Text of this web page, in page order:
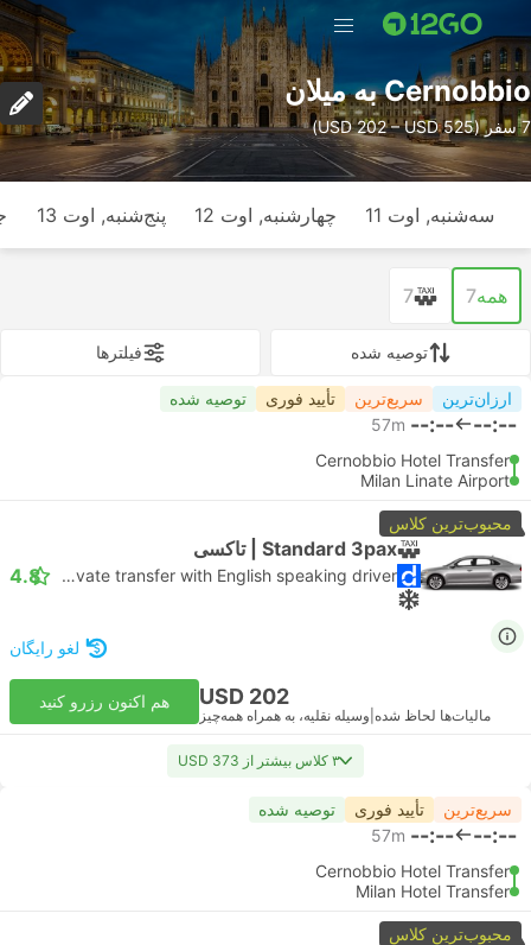
Cernobbio به میلان
7 سفر (USD 202 – USD 525)
سه‌شنبه, اوت 11 چهارشنبه, اوت 12 پنج‌شنبه, اوت 13
همه7
7
توصیه شده فیلتر‌ها
ارزان‌ترین سریع‌ترین تأیید فوری توصیه شده
--:--
--:--
57m
Cernobbio Hotel Transfer
Milan Linate Airport
محبوب‌ترین کلاس
Standard 3pax | تاکسی
Daytrip private transfer with English speaking driver
4.8
لغو رایگان
USD 202
مالیات‌ها لحاظ شده وسیله نقلیه، به همراه همه‌چیز
هم اکنون رزرو کنید
۳ کلاس بیشتر از USD 373
سریع‌ترین تأیید فوری توصیه شده
--:--
--:--
57m
Cernobbio Hotel Transfer
Milan Hotel Transfer
محبوب‌ترین کلاس